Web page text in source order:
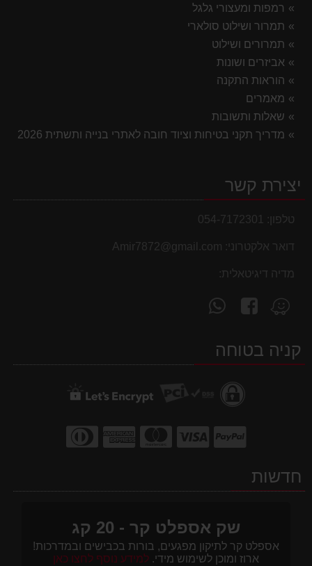
רמפות ומעצורי גלגל
תמרור ושילוט סולארי
תמרורים ושילוט
אביזרים ושונות
הוראות התקנה
מאמרים
שאלות ותשובות
מדריך תקני בטיחות וציוד חובה לאתרי בנייה ותשתית 2026
יצירת קשר
טלפון: 054-7172301
דואר אלקטרוני: Amir7872@gmail.com
מדיה דיגיטאלית:
מצא
אותנו
Waze
עקוב
אחרינו
facebookקניה בטוחה
חדשות
שק אספלט קר - 20 קג
אספלט קר לתיקון מפגעים, בורות בכבישים ובמדרכות!
ארוז ומוכן לשימוש מידי. למידע נוסף לחצו כאן